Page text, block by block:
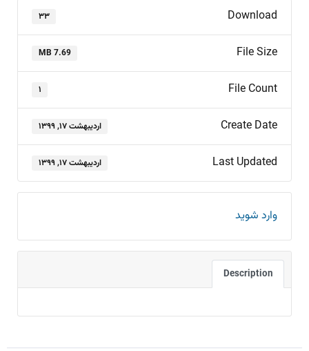
Download ۳۳
File Size
7.69 MB
File Count ۱
Create Date اردیبهشت ۱۷, ۱۳۹۹
Last Updated اردیبهشت ۱۷, ۱۳۹۹
وارد شوید
Description